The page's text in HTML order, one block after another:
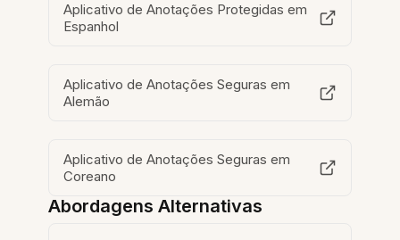
Aplicativo de Anotações Protegidas em
Espanhol
Aplicativo de Anotações Seguras em
Alemão
Aplicativo de Anotações Seguras em
Coreano
Abordagens Alternativas